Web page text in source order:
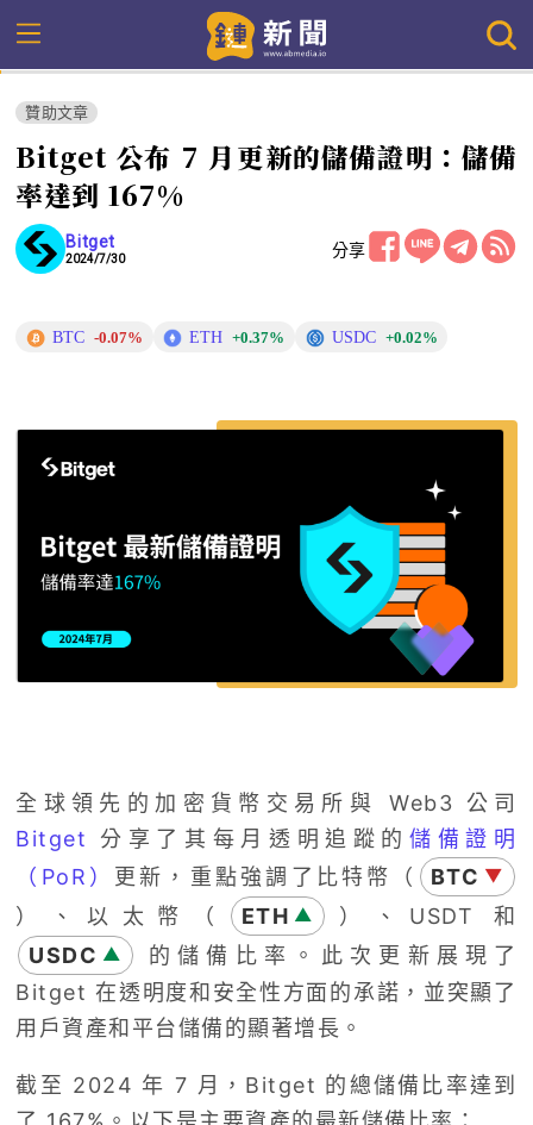
贊助文章
Bitget 公布 7 月更新的儲備證明：儲備
率達到 167%
Bitget
2024/7/30 分享
BTC -0.07% ETH +0.37% USDC +0.02%
全球領先的加密貨幣交易所與 Web3 公司
Bitget
分享了其每月透明追蹤的儲備證明
（PoR） 更新，重點強調了比特幣（ BTC ▼
）、以太幣（ ETH ▲
）、USDT 和
USDC ▲
的儲備比率。此次更新展現了
Bitget 在透明度和安全性方面的承諾，並突顯了
用戶資產和平台儲備的顯著增長。
截至 2024 年 7 月，Bitget 的總儲備比率達到